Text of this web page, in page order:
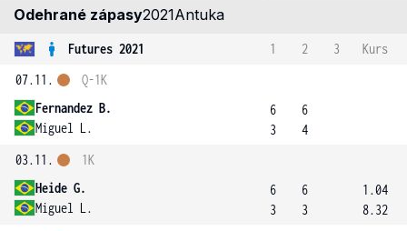
Odehrané zápasy2021Antuka
Futures 2021 1 2 3
Kurs
07.11.
Fernandez B.
Miguel L.
Q-1K
6
3
6
4
03.11.
Heide G.
Miguel L.
1K
6
3
6
3
1.04
8.32